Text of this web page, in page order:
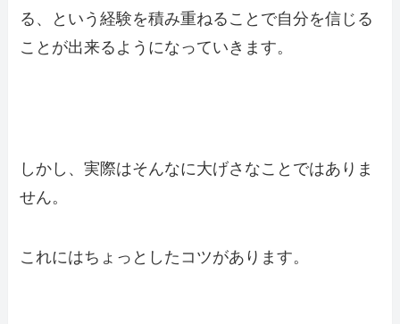
る、という経験を積み重ねることで自分を信じる
ことが出来るようになっていきます。
しかし、実際はそんなに大げさなことではありま
せん。
これにはちょっとしたコツがあります。